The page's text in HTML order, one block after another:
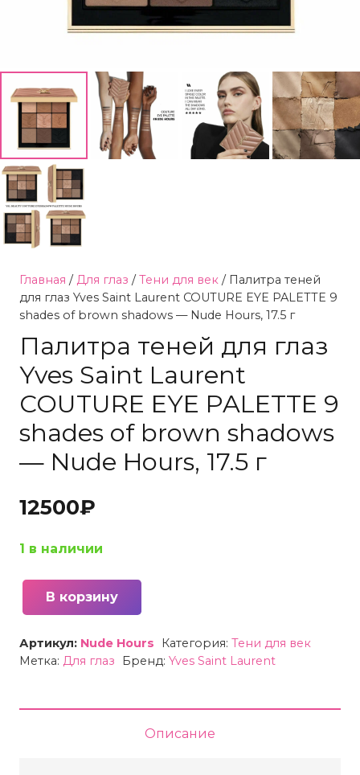
Главная / Для глаз /Тени для век / Палитра теней
для глаз Yves Saint Laurent COUTURE EYE PALETTE 9
shades of brown shadows — Nude Hours, 17.5 г
Палитра теней для глаз
Yves Saint Laurent
COUTURE EYE PALETTE 9
shades of brown shadows
— Nude Hours, 17.5 г
12500₽
1 в наличии
Количество
Палитра
В корзину
Артикул: Nude Hours Категория: Тени для век
Метка: Для глаз Бренд: Yves Saint Laurent
Описание